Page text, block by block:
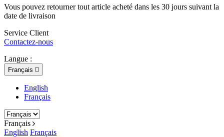
Vous pouvez retourner tout article acheté dans les 30 jours suivant la
date de livraison
Service Client
Contactez-nous
Langue :
Français 
English
Français
Français
English Français